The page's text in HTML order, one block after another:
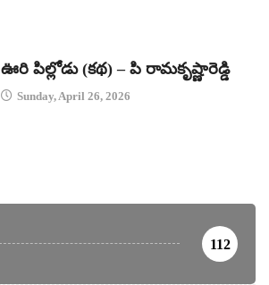
ఊరి పిల్లోడు (కథ) – పి రామకృష్ణారెడ్డి
Sunday, April 26, 2026
112